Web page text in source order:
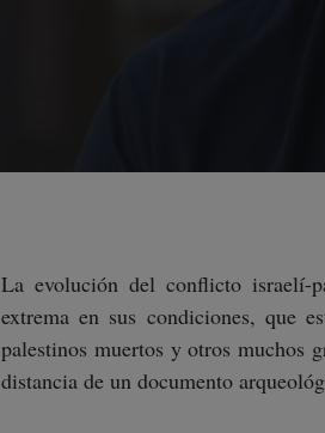
La evolución del conflicto israelí-
extrema en sus condiciones, que
palestinos muertos y otros muchos
distancia de un documento